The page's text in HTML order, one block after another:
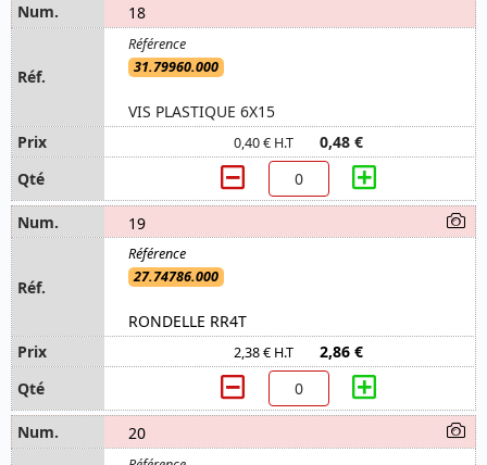
18
31.79960.000
VIS PLASTIQUE 6X15
0,40 € H.T 0,48 €
19
27.74786.000
RONDELLE RR4T
2,38 € H.T 2,86 €
20